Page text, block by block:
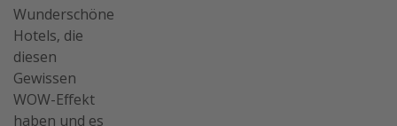
Wunderschöne
Hotels, die
diesen
Gewissen
WOW-Effekt
haben und es